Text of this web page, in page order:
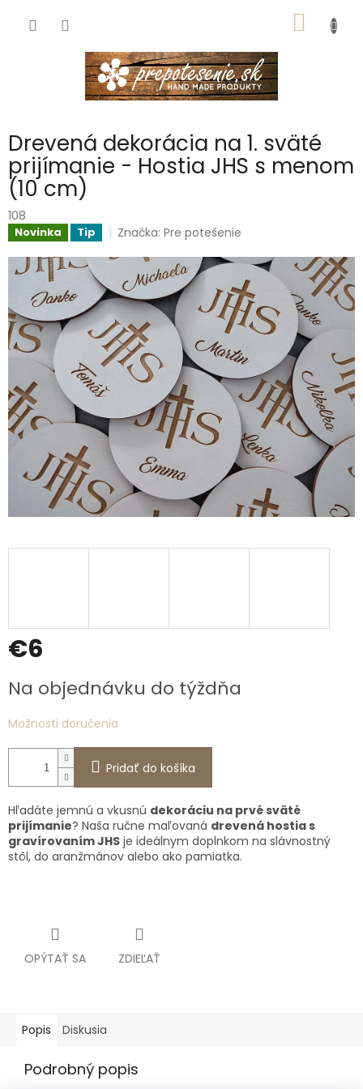
KOŠÍK
Drevená dekorácia na 1. sväté
prijímanie - Hostia JHS s menom
(10 cm)
108
Novinka Tip Značka:Pre potešenie
€6
cena:
Na objednávku do týždňa
Možnosti doručenia
Pridať do košíka
Hľadáte jemnú a vkusnú dekoráciu na prvé sväté
prijímanie? Naša ručne maľovaná drevená hostia s
gravírovaním JHS je ideálnym doplnkom na slávnostný
stôl, do aranžmánov alebo ako pamiatka.
OPÝTAŤ SA ZDIEĽAŤ
Popis Diskusia
Podrobný popis